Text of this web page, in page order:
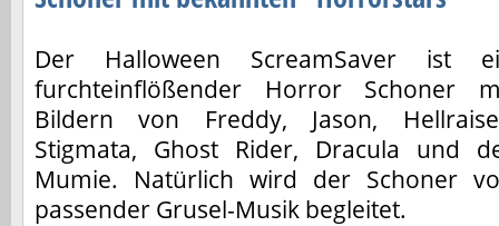
Der Halloween ScreamSaver ist
furchteinflößender Horror Schoner
Bildern von Freddy, Jason,
Stigmata, Ghost Rider, Dracula und
Mumie. Natürlich wird der Schoner
passender Grusel-Musik begleitet.